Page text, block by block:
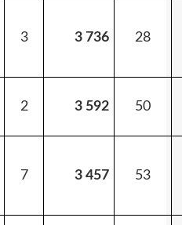
3 3 736 28
2 3 592 50
7 3 457 53